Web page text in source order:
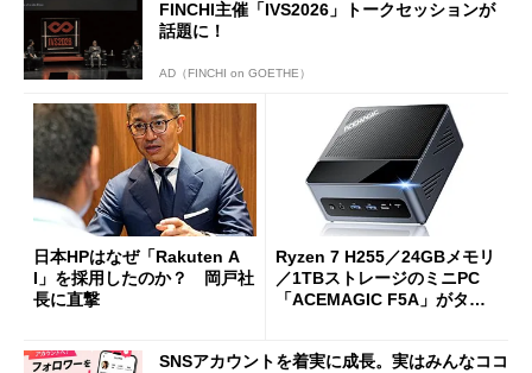
FINCHI主催「IVS2026」トークセッションが
話題に！
AD（FINCHI on GOETHE）
日本HPはなぜ「Rakuten A
I」を採用したのか？ 岡戸社
長に直撃
Ryzen 7 H255／24GBメモリ
／1TBストレージのミニPC
「ACEMAGIC F5A」がタイ
SNSアカウントを着実に成長。実はみんなココ